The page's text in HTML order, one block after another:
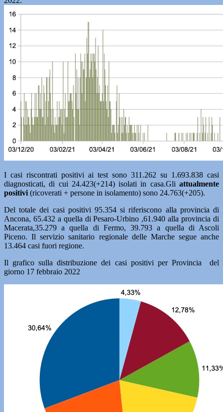
I casi riscontrati positivi ai test sono 311.262 su 1.693.838 casi
diagnosticati, di cui 24.423(+214) isolati in casa.Gli attualmente
positivi (ricoverati + persone in isolamento) sono 24.763(+205).
Del totale dei casi positivi 95.354 si riferiscono alla provincia di
Ancona, 65.432 a quella di Pesaro-Urbino ,61.940 alla provincia di
Macerata,35.279 a quella di Fermo, 39.793 a quella di Ascoli
Piceno. Il servizio sanitario regionale delle Marche segue anche
13.464 casi fuori regione.
Il grafico sulla distribuzione dei casi positivi per Provincia del
giorno 17 febbraio 2022